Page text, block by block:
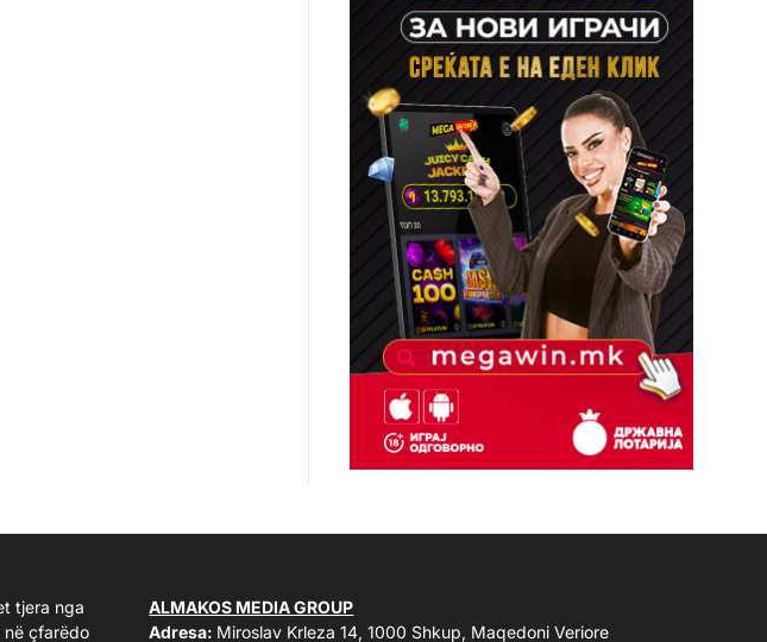
tjera nga
në çfarëdo
ALMAKOS MEDIA GROUP
Adresa: Miroslav Krleza 14, 1000 Shkup, Maqedoni Veriore